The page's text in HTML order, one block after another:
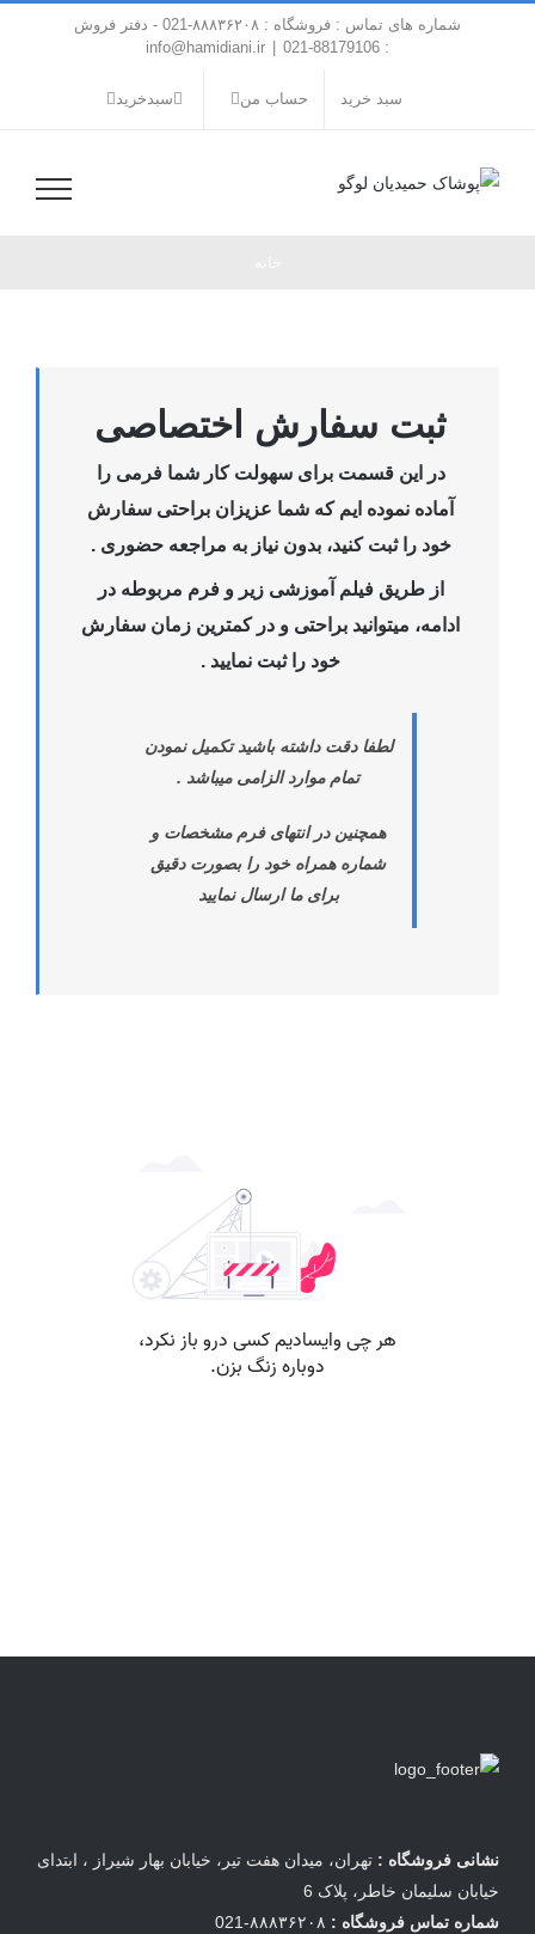
شماره های تماس : فروشگاه : ۸۸۸۳۶۲۰۸-021 - دفتر فروش
: 88179106-021
info@hamidiani.ir
سبد خرید حساب من سبدخرید
ثبت سفارش اختصاصی
در این قسمت برای سهولت کار شما فرمی را
آماده نموده ایم که شما عزیزان براحتی سفارش
خود را ثبت کنید، بدون نیاز به مراجعه حضوری .
از طریق فیلم آموزشی زیر و فرم مربوطه در
ادامه، میتوانید براحتی و در کمترین زمان سفارش
خود را ثبت نمایید .
لطفا دقت داشته باشید تکمیل نمودن
تمام موارد الزامی میباشد .
همچنین در انتهای فرم مشخصات و
شماره همراه خود را بصورت دقیق
برای ما ارسال نمایید
نشانی فروشگاه : تهران، میدان هفت تیر، خیابان بهار شیراز ، ابتدای
خیابان سلیمان خاطر، پلاک 6
شماره تماس فروشگاه :